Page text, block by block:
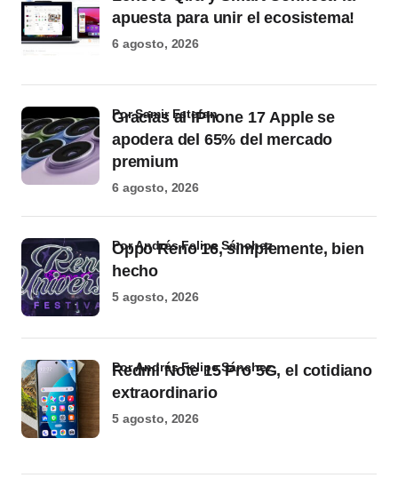
apuesta para unir el ecosistema!
6 agosto, 2026
Gracias al iPhone 17 Apple se
apodera del 65% del mercado
premium
por Samir Estefan
6 agosto, 2026
Oppo Reno 16, simplemente, bien
hecho
por Andrés Felipe Sánchez
5 agosto, 2026
Redmi Note 15 Pro 5G, el cotidiano
extraordinario
por Andrés Felipe Sánchez
5 agosto, 2026